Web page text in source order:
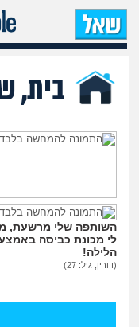
בית,
משפחה מרובת ילדים
את החיים שלי לגהינום
(אנונימי, בן 35)
השותפה שלי מרשעת,
לי מכונת כביסה
הלילה!
(דורין, גיל: 27)